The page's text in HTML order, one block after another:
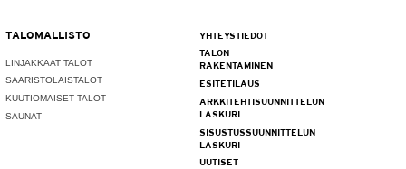
TALOMALLISTO
LINJAKKAAT TALOT
SAARISTOLAISTALOT
KUUTIOMAISET TALOT
SAUNAT
YHTEYSTIEDOT
TALON
RAKENTAMINEN
ESITETILAUS
ARKKITEHTISUUNNITTELUN
LASKURI
SISUSTUSSUUNNITTELUN
LASKURI
UUTISET